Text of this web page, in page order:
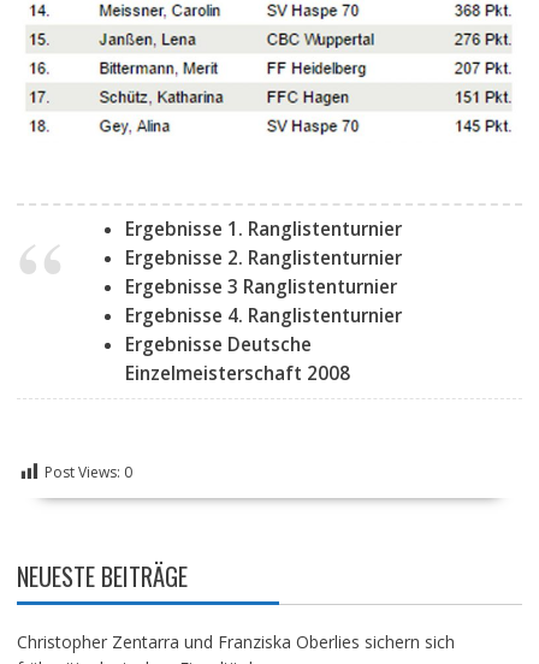
Ergebnisse 1. Ranglistenturnier
Ergebnisse 2. Ranglistenturnier
Ergebnisse 3 Ranglistenturnier
Ergebnisse 4. Ranglistenturnier
Ergebnisse Deutsche
Einzelmeisterschaft 2008
Post Views: 0
NEUESTE BEITRÄGE
Christopher Zentarra und Franziska Oberlies sichern sich